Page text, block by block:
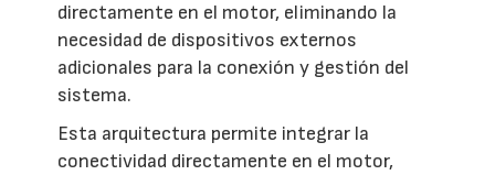
directamente en el motor, eliminando la
necesidad de dispositivos externos
adicionales para la conexión y gestión del
sistema.
Esta arquitectura permite integrar la
conectividad directamente en el motor,